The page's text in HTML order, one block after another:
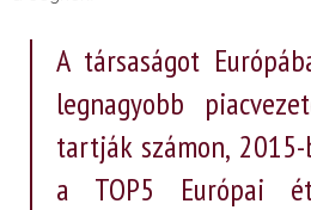
A társaságot
legnagyobb
tartják számon,
a TOP5 Európai